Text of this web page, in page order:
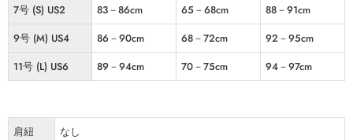
7号 (S) US2
83－86cm 65－68cm
88－91cm
9号 (M) US4
86－90cm 68－72cm
92－95cm
11号 (L) US6
89－94cm 70－75cm 94－97cm
肩紐
なし